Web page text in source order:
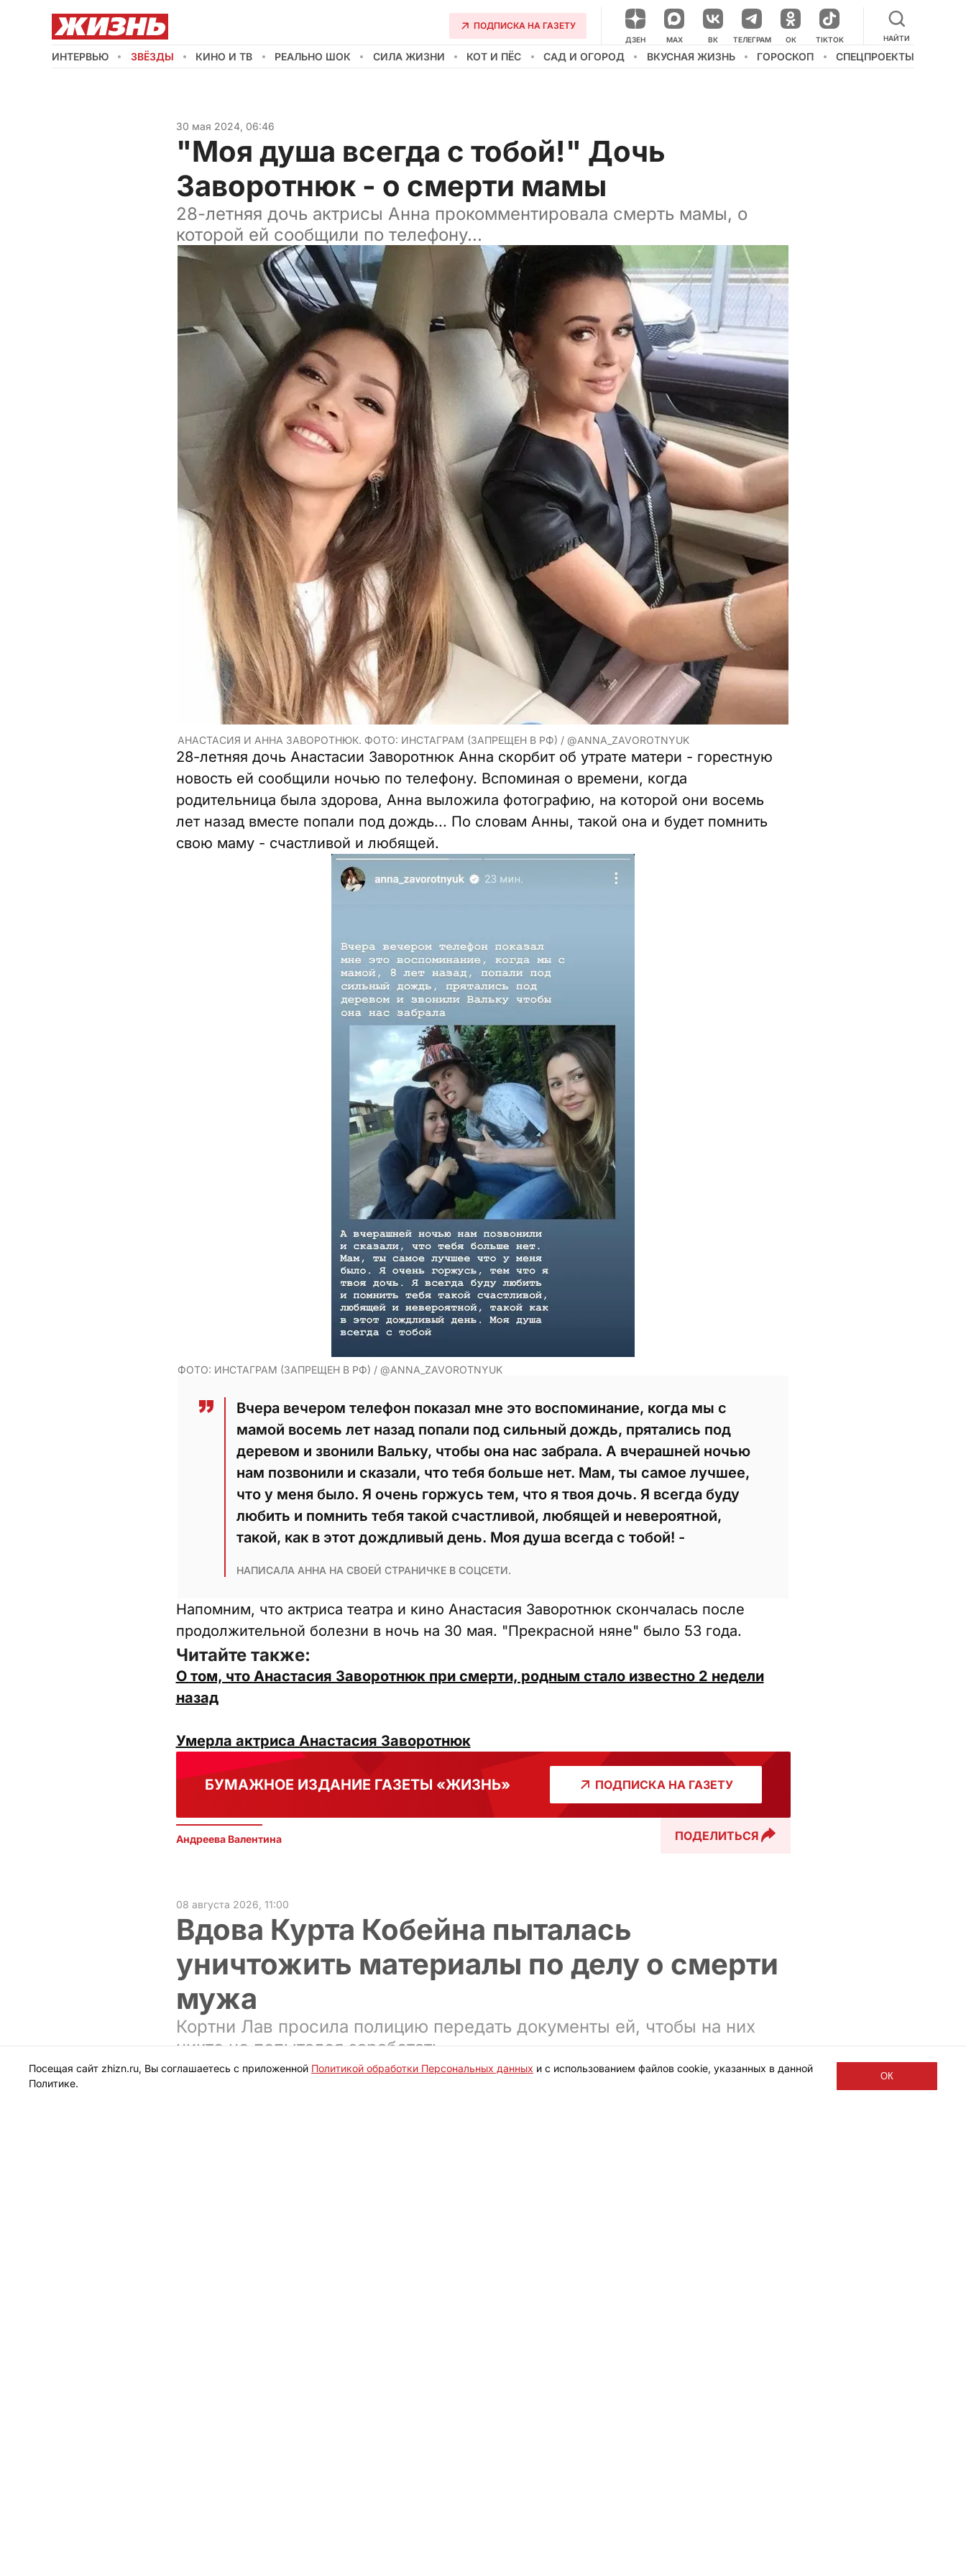
ПОДПИСКА НА ГАЗЕТУ
ДЗЕН НАШ КАНАЛ В МЕССЕНДЖЕРЕ
MAX ВК ТЕЛЕГРАМ ОК TIKTOK НАЙТИ
ИНТЕРВЬЮ ЗВЁЗДЫ КИНО И ТВ РЕАЛЬНО ШОК СИЛА ЖИЗНИ КОТ И ПЁС САД И ОГОРОД ВКУСНАЯ ЖИЗНЬ ГОРОСКОП СПЕЦПРОЕКТЫ
30 мая 2024, 06:46
"Моя душа всегда с тобой!" Дочь
Заворотнюк - о смерти мамы
28-летняя дочь актрисы Анна прокомментировала смерть мамы, о
которой ей сообщили по телефону...
АНАСТАСИЯ И АННА ЗАВОРОТНЮК. ФОТО: ИНСТАГРАМ (ЗАПРЕЩЕН В РФ) / @ANNA_ZAVOROTNYUK
28-летняя дочь Анастасии Заворотнюк Анна скорбит об утрате матери - горестную
новость ей сообщили ночью по телефону. Вспоминая о времени, когда
родительница была здорова, Анна выложила фотографию, на которой они восемь
лет назад вместе попали под дождь... По словам Анны, такой она и будет помнить
свою маму - счастливой и любящей.
ФОТО: ИНСТАГРАМ (ЗАПРЕЩЕН В РФ) / @ANNA_ZAVOROTNYUK
Вчера вечером телефон показал мне это воспоминание, когда мы с
мамой восемь лет назад попали под сильный дождь, прятались под
деревом и звонили Вальку, чтобы она нас забрала. А вчерашней ночью
нам позвонили и сказали, что тебя больше нет. Мам, ты самое лучшее,
что у меня было. Я очень горжусь тем, что я твоя дочь. Я всегда буду
любить и помнить тебя такой счастливой, любящей и невероятной,
такой, как в этот дождливый день. Моя душа всегда с тобой! -
НАПИСАЛА АННА НА СВОЕЙ СТРАНИЧКЕ В СОЦСЕТИ.
Напомним, что актриса театра и кино Анастасия Заворотнюк скончалась после
продолжительной болезни в ночь на 30 мая. "Прекрасной няне" было 53 года.
Читайте также:
О том, что Анастасия Заворотнюк при смерти, родным стало известно 2 недели
назад
Умерла актриса Анастасия Заворотнюк
БУМАЖНОЕ ИЗДАНИЕ ГАЗЕТЫ «ЖИЗНЬ» ПОДПИСКА НА ГАЗЕТУ
Андреева Валентина ПОДЕЛИТЬСЯ
08 августа 2026, 11:00
Вдова Курта Кобейна пыталась
уничтожить материалы по делу о смерти
мужа
Кортни Лав просила полицию передать документы ей, чтобы на них
никто не попытался заработать
Посещая сайт zhizn.ru, Вы соглашаетесь с приложенной Политикой обработки Персональных данных и с использованием файлов cookie, указанных в данной
Политике.
ОК